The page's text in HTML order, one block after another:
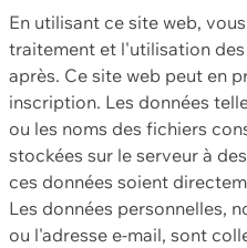
En utilisant ce site web,
traitement et l'utilisation
après. Ce site web peut en
inscription. Les données
ou les noms des fichiers
stockées sur le serveur à
ces données soient
Les données personnelles,
ou l'adresse e-mail, sont